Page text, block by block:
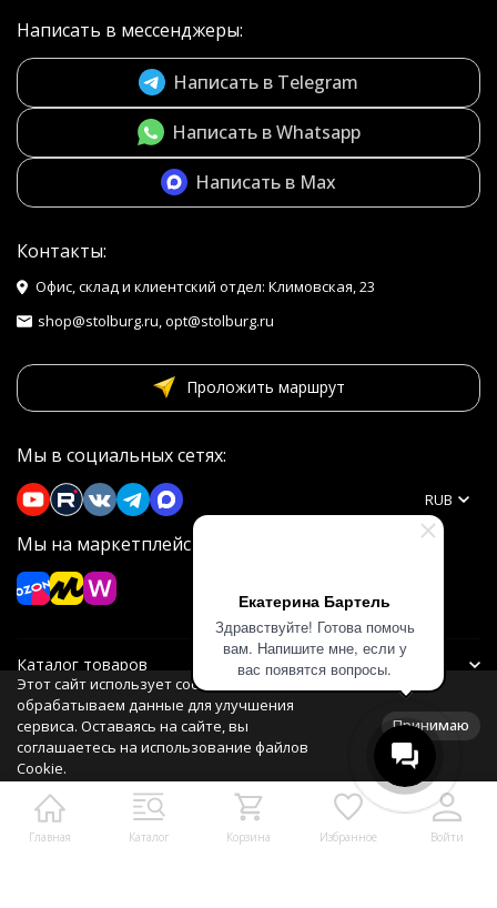
Екатерина Бартель
Здравствуйте! Готова помочь
вам. Напишите мне, если у
вас появятся вопросы.
Главная Каталог Корзина Избранное Войти
Написать в мессенджеры:
Написать в Telegram
Написать в Whatsapp
Написать в Max
Контакты:
Офис, склад и клиентский отдел: Климовская, 23
shop@stolburg.ru, opt@stolburg.ru
Проложить маршрут
Мы в социальных сетях:
Мы на маркетплейсах
RUB
Каталог товаров
Информация
Политика персональных данных
Этот сайт использует cookie. Мы
обрабатываем данные для улучшения
сервиса. Оставаясь на сайте, вы
соглашаетесь на использование файлов
Cookie.
Принимаю